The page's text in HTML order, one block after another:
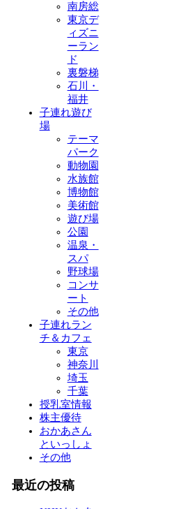
南房総
東京デ
ィズニ
ーラン
ド
裏磐梯
石川・
福井
子連れ遊び
場
テーマ
パーク
動物園
水族館
博物館
美術館
遊び場
公園
温泉・
スパ
野球場
コンサ
ート
その他
子連れラン
チ＆カフェ
東京
神奈川
埼玉
千葉
授乳室情報
株主優待
おかあさん
といっしょ
その他
最近の投稿